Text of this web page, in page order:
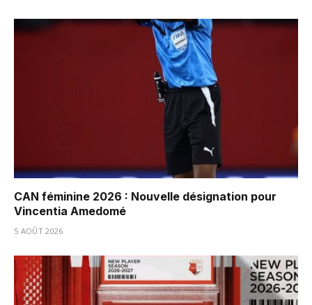
CAN féminine 2026 : Nouvelle désignation pour
Vincentia Amedomé
5 AOÛT 2026